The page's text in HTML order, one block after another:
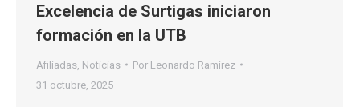
Excelencia de Surtigas iniciaron
formación en la UTB
Afiliadas Noticias Por Leonardo Ramirez
31 octubre, 2025